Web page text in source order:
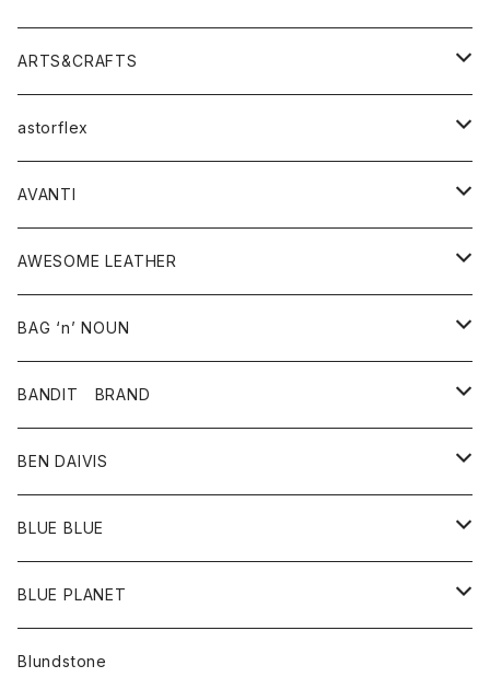
シャツ・ブラウス
パンツ
スカート
ワンピース・オールインワン
バッグ
シューズ
アクセサリー
その他雑貨
アウター
コート
ジャケット
トップス
ベスト
シャツ
ワンピース
ボトム
スカート
パンツ
グッズ
靴
ARTS&CRAFTS
アクセサリー
ウォレット
バッグ
astorflex
グッズ
靴
AVANTI
シャツ
AWESOME LEATHER
アウター
革ジャケット
BAG ‘n’ NOUN
アクセサリー
バッグ
ポーチ
BANDIT BRAND
トップス
Ｔシャツ
BEN DAIVIS
ポトム
パンツ
BLUE BLUE
アウター
カーディガン
アクセサリー
BLUE PLANET
サングラス
Blundstone